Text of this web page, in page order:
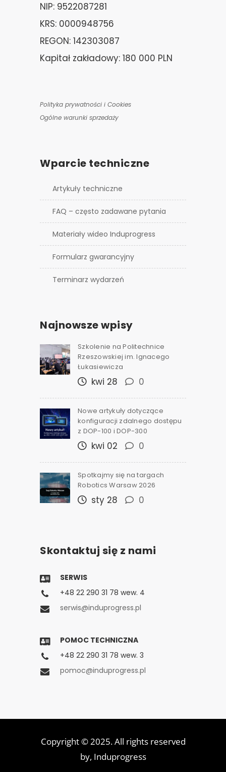
NIP: 9522087281
KRS: 0000948756
REGON: 142303087
Kapitał zakładowy: 180 000 PLN
Polityka prywatności i Cookies
Ogólne warunki sprzedaży
Wparcie techniczne
Artykuły techniczne
FAQ – często zadawane pytania
Materiały wideo Induprogress
Formularz gwarancyjny
Terminarz wydarzeń
Najnowsze wpisy
Szkolenie na Politechnice
Rzeszowskiej im. Ignacego
Łukasiewicza
kwi 28 0
Nowe artykuły dotyczące
konfiguracji zdalnego dostępu
z DOP-100 i DOP-300
kwi 02 0
Spotkajmy się na targach
Robotics Warsaw 2026
sty 28 0
Skontaktuj się z nami
SERWIS
+48 22 290 31 78 wew. 4
serwis@induprogress.pl
POMOC TECHNICZNA
+48 22 290 31 78 wew. 3
pomoc@induprogress.pl
Copyright © 2025. All rights reserved
by, Induprogress